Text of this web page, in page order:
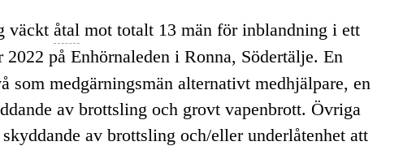
väckt åtal mot totalt 13 män för inblandning i ett
2022 på Enhörnaleden i Ronna, Södertälje. En
som medgärningsmän alternativt medhjälpare, en
av brottsling och grovt vapenbrott. Övriga
av brottsling och/eller underlåtenhet att